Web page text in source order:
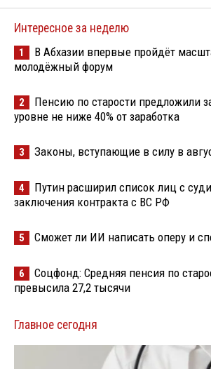
Интересное за неделю
1
В Абхазии впервые пройдёт
молодёжный форум
2
Пенсию по старости предложили
уровне не ниже 40% от заработка
3 Законы, вступающие в силу в
4
Путин расширил список лиц с
заключения контракта с ВС РФ
5 Сможет ли ИИ написать оперу и
6
Соцфонд: Средняя пенсия по
превысила 27,2 тысячи
Главное сегодня